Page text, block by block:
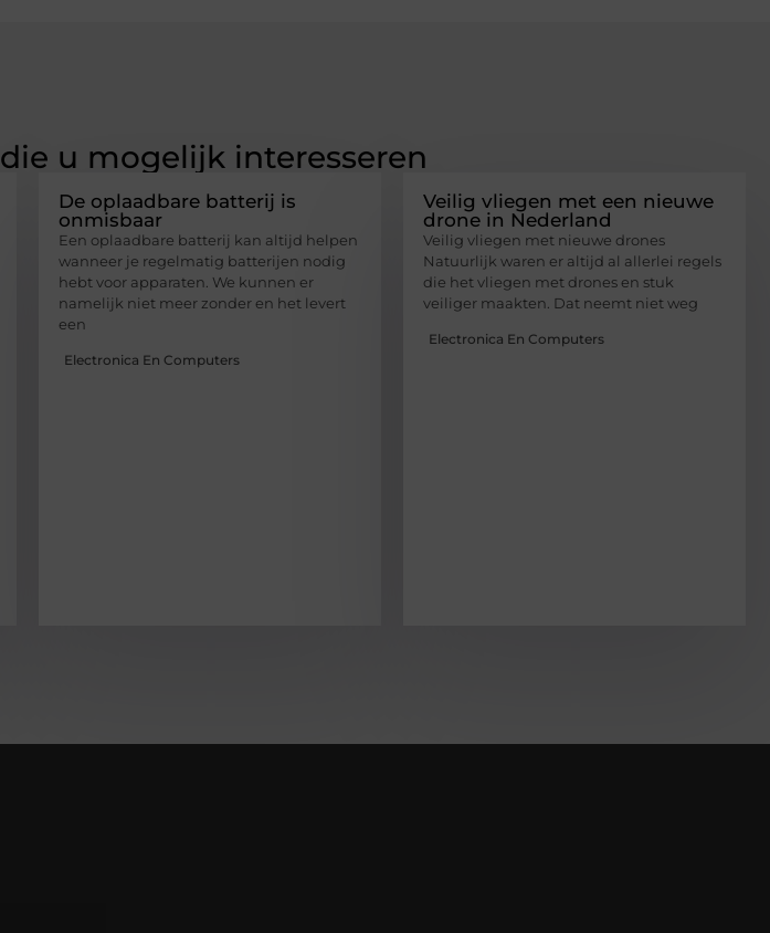
die u mogelijk interesseren
De oplaadbare batterij is
onmisbaar
Een oplaadbare batterij kan altijd helpen
wanneer je regelmatig batterijen nodig
hebt voor apparaten. We kunnen er
namelijk niet meer zonder en het levert
een
Electronica En Computers
Veilig vliegen met een nieuwe
drone in Nederland
Veilig vliegen met nieuwe drones
Natuurlijk waren er altijd al allerlei regels
die het vliegen met drones en stuk
veiliger maakten. Dat neemt niet weg
Electronica En Computers